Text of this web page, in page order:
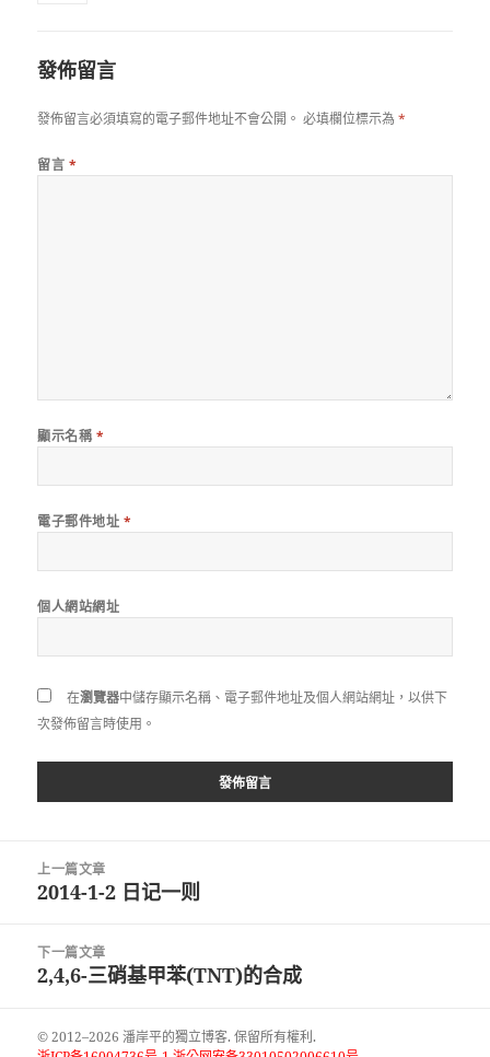
發佈留言
發佈留言必須填寫的電子郵件地址不會公開。 必填欄位標示為*
留言 *
顯示名稱 *
電子郵件地址 *
個人網站網址
在瀏覽器中儲存顯示名稱、電子郵件地址及個人網站網址，以供下
次發佈留言時使用。
上一篇文章
上
篇
文
2014-1-2 日记一则
下一篇文章
下
篇
2,4,6-三硝基甲苯(TNT)的合成
© 2012–2026 潘岸平的獨立博客. 保留所有權利.